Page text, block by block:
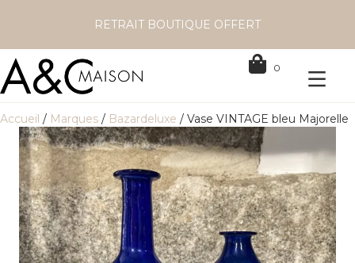
RETRAIT BOUTIQUE OFFERT
0
Accueil / Marques / Bazardeluxe / Vase VINTAGE bleu Majorelle